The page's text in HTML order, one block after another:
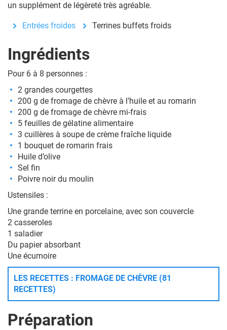
un supplément de légèreté très agréable.
Entrées froides Terrines buffets froids
Ingrédients
Pour 6 à 8 personnes :
2 grandes courgettes
200 g de fromage de chèvre à l’huile et au romarin
200 g de fromage de chèvre mi-frais
5 feuilles de gélatine alimentaire
3 cuillères à soupe de crème fraîche liquide
1 bouquet de romarin frais
Huile d’olive
Sel fin
Poivre noir du moulin
Ustensiles :
Une grande terrine en porcelaine, avec son couvercle
2 casseroles
1 saladier
Du papier absorbant
Une écumoire
LES RECETTES : FROMAGE DE CHÈVRE (81
RECETTES)
Préparation